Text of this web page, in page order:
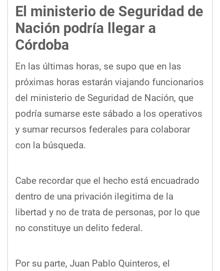
El ministerio de Seguridad de
Nación podría llegar a
Córdoba
En las últimas horas, se supo que en las
próximas horas estarán viajando funcionarios
del ministerio de Seguridad de Nación, que
podría sumarse este sábado a los operativos
y sumar recursos federales para colaborar
con la búsqueda.
Cabe recordar que el hecho está encuadrado
dentro de una privación ilegitima de la
libertad y no de trata de personas, por lo que
no constituye un delito federal.
Por su parte, Juan Pablo Quinteros, el